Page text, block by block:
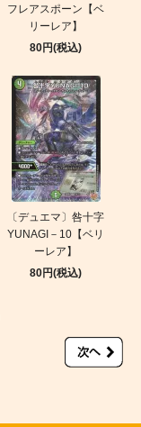
フレアスポーン【ベ
リーレア】
80円(税込)
〔デュエマ〕咎十字
YUNAGI－10【ベリ
ーレア】
80円(税込)